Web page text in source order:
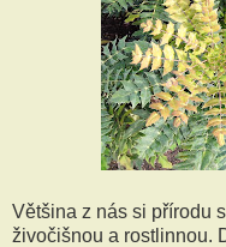
Většina z nás si přírodu
živočišnou a rostlinnou.